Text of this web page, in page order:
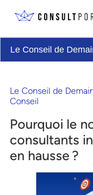
Le Conseil de
Le Conseil de
Conseil
Pourquoi le
consultants
en hausse ?